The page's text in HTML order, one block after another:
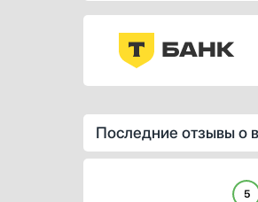
Последние отзывы о
5